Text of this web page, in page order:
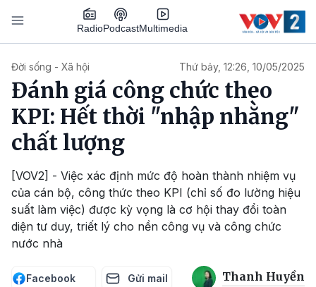
Nhảy đến nội dung
RadioPodcastMultimedia
Đời sống - Xã hội Thứ bảy, 12:26, 10/05/2025
Đánh giá công chức theo
KPI: Hết thời "nhập nhằng"
chất lượng
[VOV2] - Việc xác định mức độ hoàn thành nhiệm vụ
của cán bộ, công thức theo KPI (chỉ số đo lường hiệu
suất làm việc) được kỳ vọng là cơ hội thay đổi toàn
diện tư duy, triết lý cho nền công vụ và công chức
nước nhà
Facebook Gửi mail Thanh Huyền